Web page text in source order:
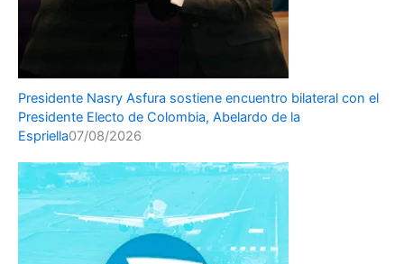
Presidente Nasry Asfura sostiene encuentro bilateral con el
Presidente Electo de Colombia, Abelardo de la
Espriella07/08/2026